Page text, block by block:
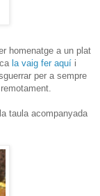
homenatge a un plat
la vaig fer aquí i
per a sempre
taula acompanyada